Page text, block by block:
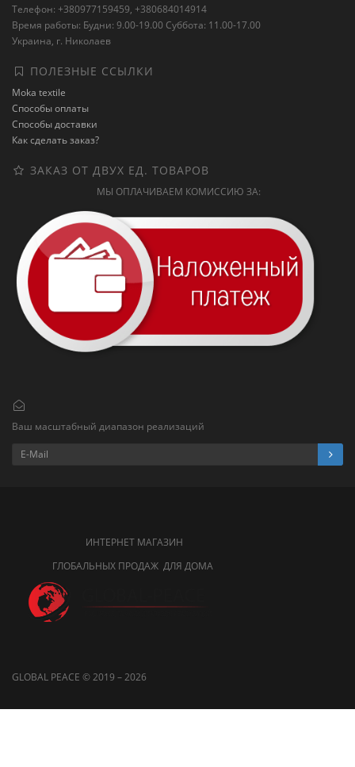
Телефон: +380977159459, +380684014914
Время работы: Будни: 9.00-19.00 Суббота: 11.00-17.00
Украина, г. Николаев
ПОЛЕЗНЫЕ ССЫЛКИ
Moka textile
Способы оплаты
Способы доставки
Как сделать заказ?
ЗАКАЗ ОТ ДВУХ ЕД. ТОВАРОВ
МЫ ОПЛАЧИВАЕМ КОМИССИЮ ЗА:
Ваш масштабный диапазон реализаций
ИНТЕРНЕТ МАГАЗИН
ГЛОБАЛЬНЫХ ПРОДАЖ ДЛЯ ДОМА
GLOBAL PEACE © 2019 – 2026